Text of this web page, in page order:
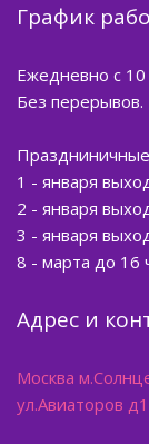
График
Ежедневно с 10
Без перерывов.
1 - января
2 - января
3 - января
8 - марта до 16
Адрес и
Москва
ул.Авиаторов